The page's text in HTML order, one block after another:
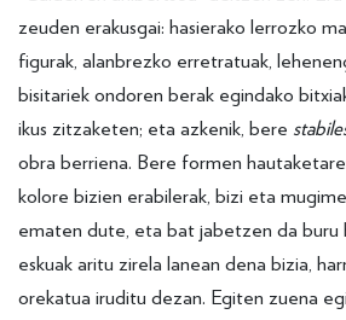
zeuden erakusgai: hasierako lerrozko
figurak, alanbrezko erretratuak,
bisitariek ondoren berak egindako
ikus zitzaketen; eta azkenik, bere
obra berriena. Bere formen
kolore bizien erabilerak, bizi eta
ematen dute, eta bat jabetzen da
eskuak aritu zirela lanean dena bizia,
orekatua iruditu dezan. Egiten zuena